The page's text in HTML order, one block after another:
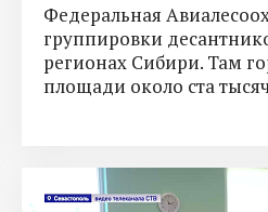
Федеральная
группировки
регионах Сибири. Там
площади около ста